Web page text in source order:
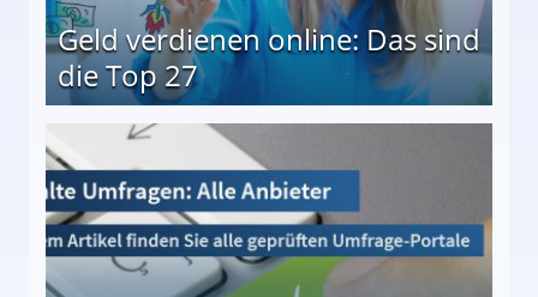
Geld verdienen online: Das sind
die Top 27